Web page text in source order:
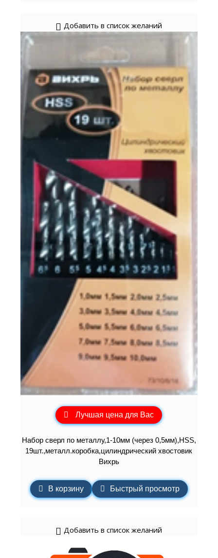
Добавить в список желаний
Лучшая цена для Вас
Набор сверл по металлу,1-10мм (через 0,5мм),HSS,
19шт.,металл.коробка,цилиндрический хвостовик
Вихрь
В корзину Быстрый просмотр
Добавить в список желаний